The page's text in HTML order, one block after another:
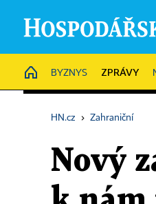
HOME
BYZNYS ZPRÁVY
HN.cz › Zahraniční
Nový